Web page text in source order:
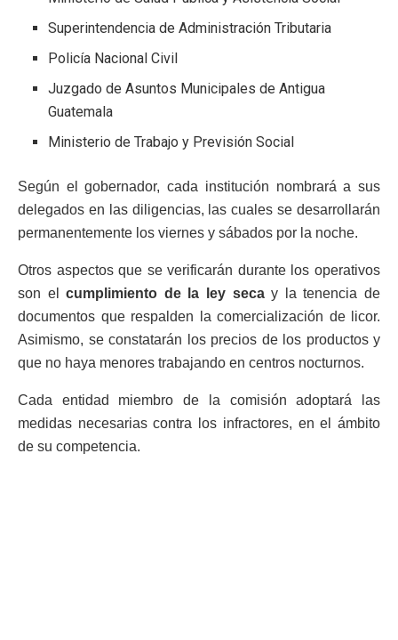
Superintendencia de Administración Tributaria
Policía Nacional Civil
Juzgado de Asuntos Municipales de Antigua
Guatemala
Ministerio de Trabajo y Previsión Social
Según el gobernador, cada institución nombrará a sus
delegados en las diligencias, las cuales se desarrollarán
permanentemente los viernes y sábados por la noche.
Otros aspectos que se verificarán durante los operativos
son elcumplimiento de la ley secay la tenencia de
documentos que respalden la comercialización de licor.
Asimismo, se constatarán los precios de los productos y
que no haya menores trabajando en centros nocturnos.
Cada entidad miembro de la comisión adoptará las
medidas necesarias contra los infractores, en el ámbito
de su competencia.